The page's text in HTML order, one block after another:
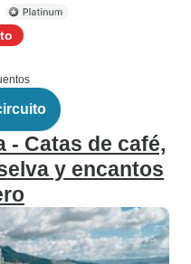
- Catas de café,
y encantos